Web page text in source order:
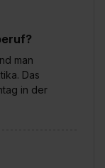
man
Das
in der